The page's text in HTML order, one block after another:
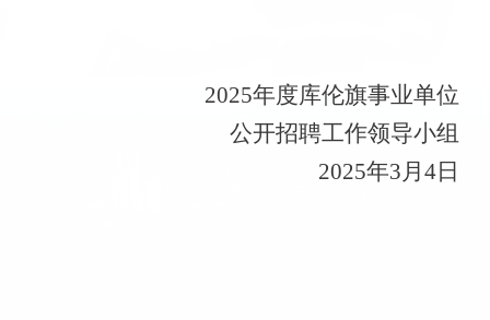
2025年度库伦旗事业单位
公开招聘工作领导小组
2025年3月4日